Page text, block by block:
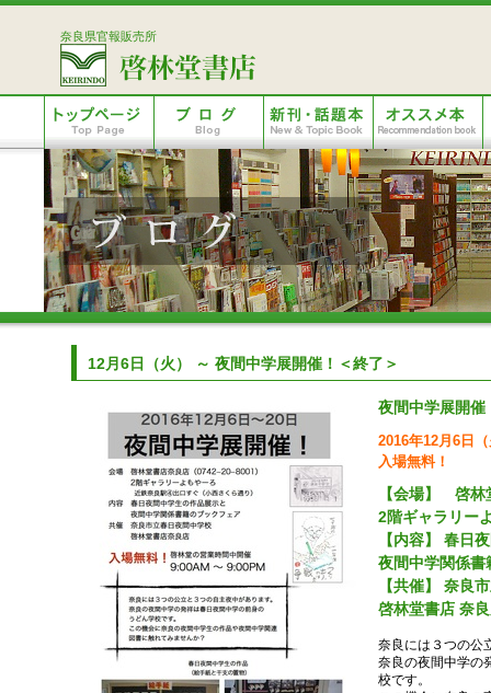
奈良県官報販売所
12月6日（火） ～ 夜間中学展開催！＜終了＞
夜間中学展開催
2016年12月6日
入場無料！
【会場】 啓林
2階ギャラリー
【内容】 春日
夜間中学関係書
【共催】 奈良
啓林堂書店 奈
奈良には３つの公
奈良の夜間中学の
校です。